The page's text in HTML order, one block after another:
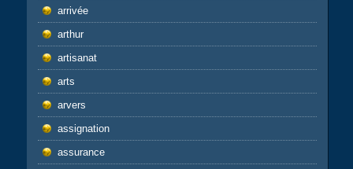
arrivée
arthur
artisanat
arts
arvers
assignation
assurance